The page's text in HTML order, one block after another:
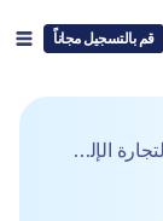
قم بالتسجيل مجاناً
الذكاء الاصطناعي في التجارة الإلكترونية: الفوائد والتحديات وخطوات النجاح